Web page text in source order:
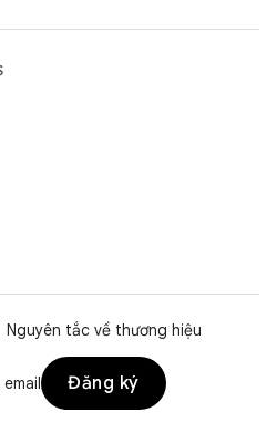
Nguyên tắc về thương hiệu
Đăng ký